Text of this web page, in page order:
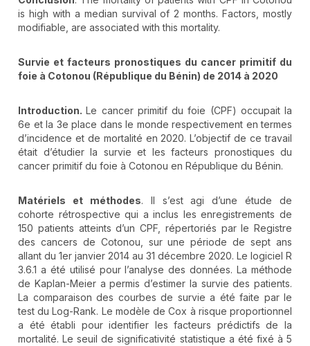
is high with a median survival of 2 months. Factors, mostly
modifiable, are associated with this mortality.
Survie et facteurs pronostiques du cancer primitif du
foie à Cotonou (République du Bénin) de 2014 à 2020
Introduction.Le cancer primitif du foie (CPF) occupait la
6e et la 3e place dans le monde respectivement en termes
d’incidence et de mortalité en 2020. L’objectif de ce travail
était d’étudier la survie et les facteurs pronostiques du
cancer primitif du foie à Cotonou en République du Bénin.
Matériels et méthodes. Il s’est agi d’une étude de
cohorte rétrospective qui a inclus les enregistrements de
150 patients atteints d’un CPF, répertoriés par le Registre
des cancers de Cotonou, sur une période de sept ans
allant du 1er janvier 2014 au 31 décembre 2020. Le logiciel R
3.6.1 a été utilisé pour l’analyse des données. La méthode
de Kaplan-Meier a permis d’estimer la survie des patients.
La comparaison des courbes de survie a été faite par le
test du Log-Rank. Le modèle de Cox à risque proportionnel
a été établi pour identifier les facteurs prédictifs de la
mortalité. Le seuil de significativité statistique a été fixé à 5